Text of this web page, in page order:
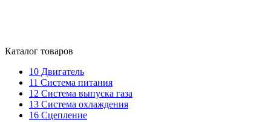
Каталог товаров
10 Двигатель
11 Система питания
12 Система выпуска газа
13 Система охлаждения
16 Сцепление